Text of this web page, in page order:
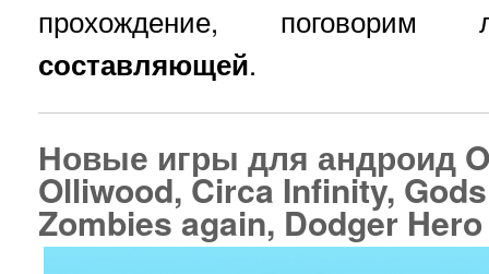
прохождение,
составляющей.
Новые игры для андроид
Olliwood, Circa Infinity,
Zombies again, Dodger Hero